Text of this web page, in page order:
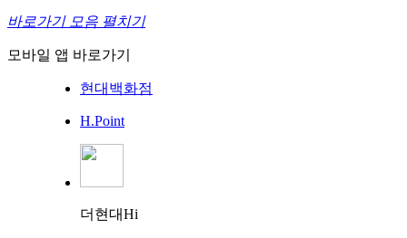
바로가기 모음 펼치기
모바일 앱 바로가기
현대백화점
H.Point
더현대Hi